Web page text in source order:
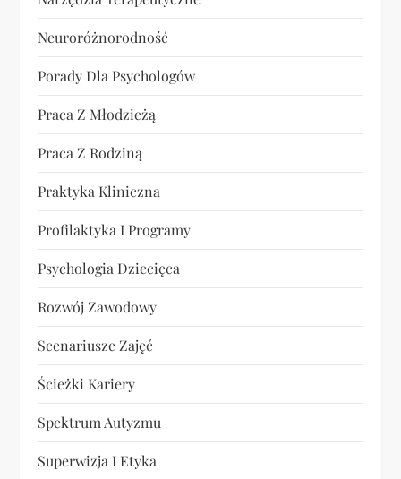
Neuroróżnorodność
Porady Dla Psychologów
Praca Z Młodzieżą
Praca Z Rodziną
Praktyka Kliniczna
Profilaktyka I Programy
Psychologia Dziecięca
Rozwój Zawodowy
Scenariusze Zajęć
Ścieżki Kariery
Spektrum Autyzmu
Superwizja I Etyka